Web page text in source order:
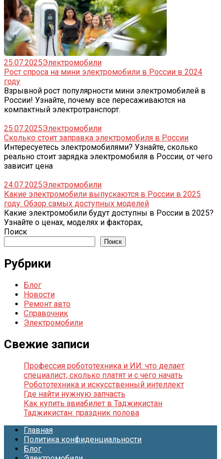
25.07.2025Электромобили
Рост спроса на мини электромобили в России в 2024
году
Взрывной рост популярности мини электромобилей в
России! Узнайте, почему все пересаживаются на
компактный электротранспорт.
25.07.2025Электромобили
Сколько стоит заправка электромобиля в России
Интересуетесь электромобилями? Узнайте, сколько
реально стоит зарядка электромобиля в России, от чего
зависит цена
24.07.2025Электромобили
Какие электромобили выпускаются в России в 2025
году: Обзор самых доступных моделей
Какие электромобили будут доступны в России в 2025?
Узнайте о ценах, моделях и факторах,
Поиск
Поиск
Рубрики
Блог
Новости
Ремонт авто
Справочник
Электромобили
Свежие записи
Профессия робототехника и ИИ: что делает
специалист, сколько платят и с чего начать
Робототехника и искусственный интеллект
Где найти нужную запчасть
Как купить авиабилет в Таджикистан
Таджикистан: праздник полова
Главная
Политика конфиденциальности
Блог